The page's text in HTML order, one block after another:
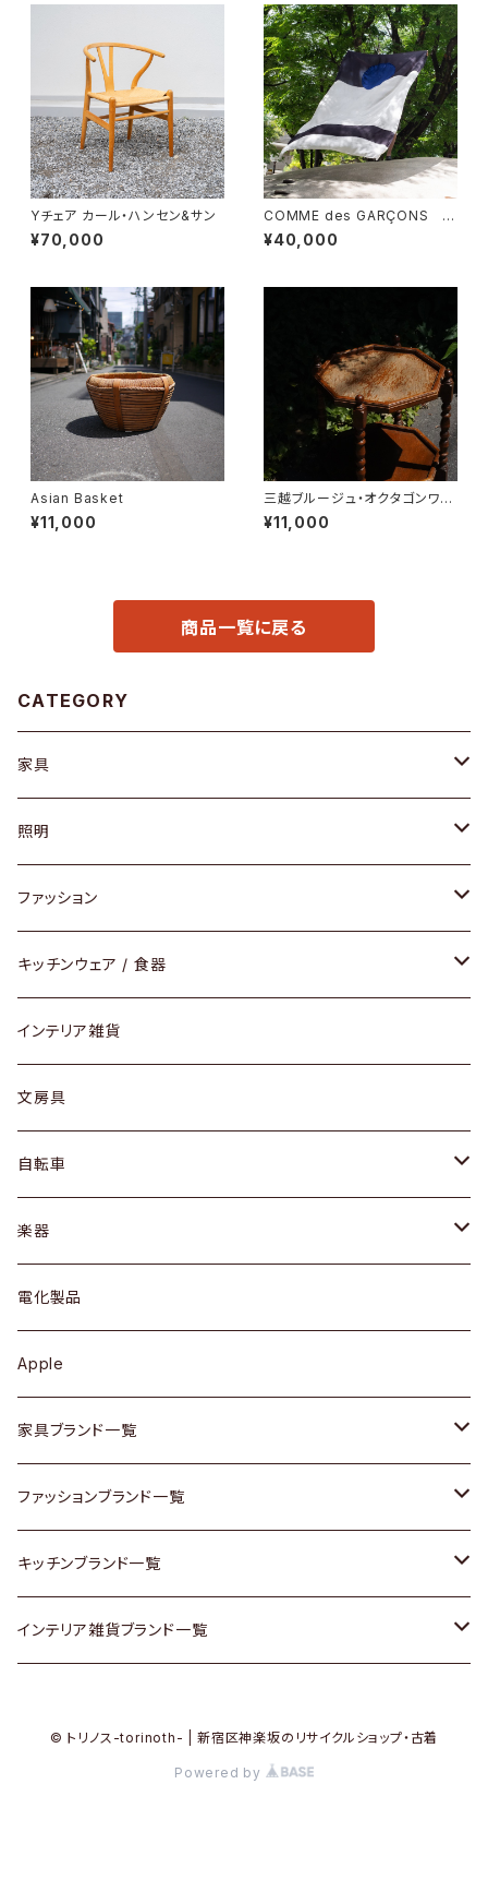
Yチェア カール・ハンセン&サン
¥70,000
COMME des GARÇONS 一
枚布
¥40,000
Asian Basket
¥11,000
三越ブルージュ・オクタゴンワゴ
ン
¥11,000
商品一覧に戻る
CATEGORY
家具
ソファ / ベンチ
チェア / スツール
ダイニングセット / ダイニングテーブル
ローテーブル / サイドテーブル
デスク / コンソール
ドレッサー
シェルフ
キュリオケース / 飾り棚
カップボード / 食器棚
チェスト
その他家具
Vintageヴィンテージ / Antiqueアンティーク
Designers / デザイナーズ
照明
ペンダントライト
テーブルランプ / デスクスタンド
フロアライト
ファッション
アクセサリー
リング
ピアス / イヤリング
財布
バッグ
アウター
トップス
ワンピース
ボトムス
靴
スカーフ
腕時計
Vintage / ヴィンテージ
キッチンウェア / 食器
グラス / タンブラー
カップ / マグ
プレート / ボウル
カトラリー
ケトル / ティーポット
鍋 / フライパン
Vintage / ヴィンテージ
銀製品
和物 / 作家物
その他キッチン雑貨
インテリア雑貨
文房具
自転車
dahon
楽器
ギター
ベース
その他楽器
電化製品
Apple
家具ブランド一覧
ACME Furniture / アクメ ファニチャー
ACTUS / アクタス
arflex / アルフレックス
ファッションブランド一覧
agnes b / アニエス ベー
BALLY / バリー
キッチンブランド一覧
ARABIA / アラビア
インテリア雑貨ブランド一覧
© トリノス-torinoth- | 新宿区神楽坂のリサイクルショップ・古着
Powered by